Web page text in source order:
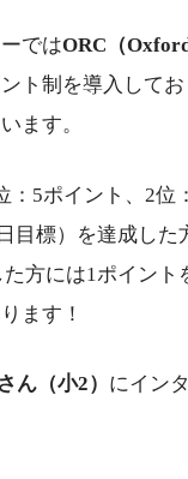
ではORC（
ト制を導入して
ます。
：5ポイント、2
目標）を達成し
方には1ポイン
ます！
ん（小2） にイン